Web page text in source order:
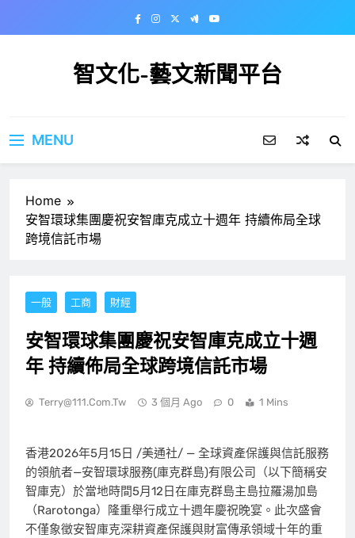
智文化-藝文新聞平台
MENU
Home
安智環球集團慶祝安智庫克成立十週年 持續佈局全球
跨境信託市場
一般 工商 財經
安智環球集團慶祝安智庫克成立十週
年 持續佈局全球跨境信託市場
Terry@111.com.tw 3 個月 Ago 0 1 Mins
香港2026年5月15日 /美通社/ — 全球資產保護與信託服務
的領航者—安智環球服務(庫克群島)有限公司（以下簡稱安
智庫克）於當地時間5月12日在庫克群島主島拉羅湯加島
（Rarotonga）隆重舉行成立十週年慶祝晚宴。此次盛會
不僅象徵安智庫克深耕資產保護與財富傳承領域十年的重